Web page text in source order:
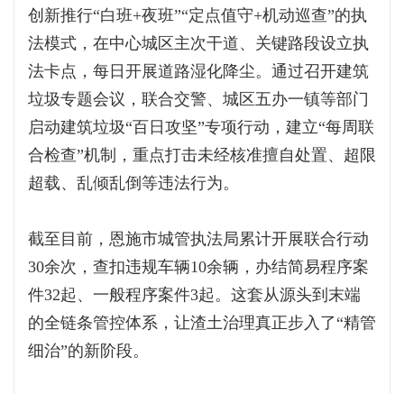
创新推行“白班+夜班”“定点值守+机动巡查”的执
法模式，在中心城区主次干道、关键路段设立执
法卡点，每日开展道路湿化降尘。通过召开建筑
垃圾专题会议，联合交警、城区五办一镇等部门
启动建筑垃圾“百日攻坚”专项行动，建立“每周联
合检查”机制，重点打击未经核准擅自处置、超限
超载、乱倾乱倒等违法行为。
截至目前，恩施市城管执法局累计开展联合行动
30余次，查扣违规车辆10余辆，办结简易程序案
件32起、一般程序案件3起。这套从源头到末端
的全链条管控体系，让渣土治理真正步入了“精管
细治”的新阶段。